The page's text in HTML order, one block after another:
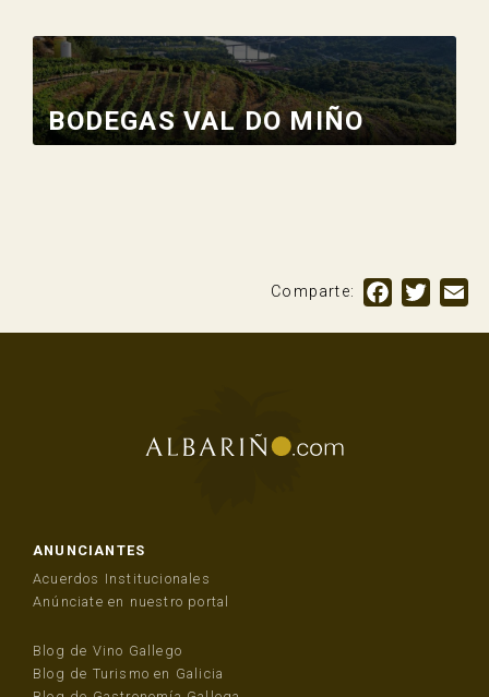
BODEGAS VAL DO MIÑO
Comparte: Facebook
ANUNCIANTES
Acuerdos Institucionales
Anúnciate en nuestro portal
Blog de Vino Gallego
Blog de Turismo en Galicia